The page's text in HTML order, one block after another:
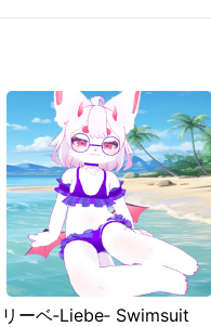
リーベ‐Liebe‐ Swimsuit